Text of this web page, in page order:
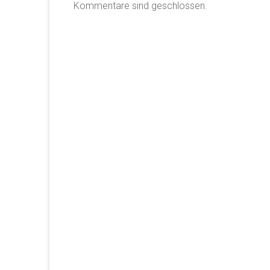
Kommentare sind geschlossen.